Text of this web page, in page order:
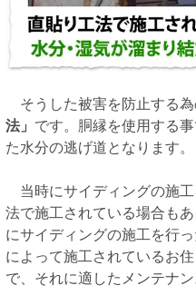
そうした被害を防止する
法」 です。胴縁を使用する
た水分の逃げ道となります。
当時にサイディングの施
法で施工されている場合も
にサイディングの施工を行
によって施工されているお
で、それに適したメンテナン